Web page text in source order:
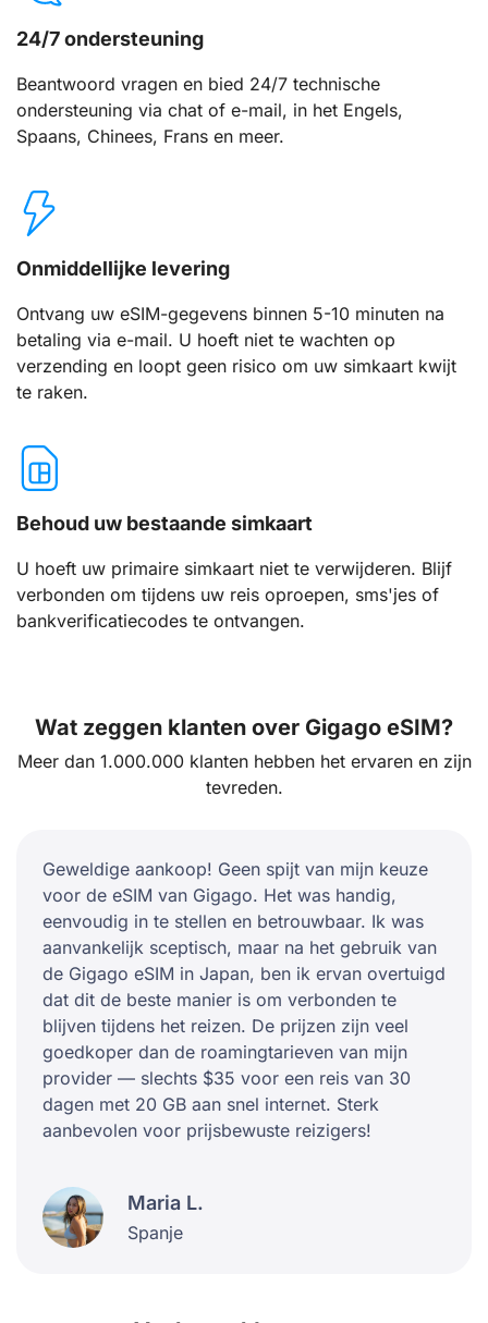
24/7 ondersteuning
Beantwoord vragen en bied 24/7 technische
ondersteuning via chat of e-mail, in het Engels,
Spaans, Chinees, Frans en meer.
Onmiddellijke levering
Ontvang uw eSIM-gegevens binnen 5-10 minuten na
betaling via e-mail. U hoeft niet te wachten op
verzending en loopt geen risico om uw simkaart kwijt
te raken.
Behoud uw bestaande simkaart
U hoeft uw primaire simkaart niet te verwijderen. Blijf
verbonden om tijdens uw reis oproepen, sms'jes of
bankverificatiecodes te ontvangen.
Wat zeggen klanten over Gigago eSIM?
Meer dan 1.000.000 klanten hebben het ervaren en zijn
tevreden.
Geweldige aankoop! Geen spijt van mijn keuze
voor de eSIM van Gigago. Het was handig,
eenvoudig in te stellen en betrouwbaar. Ik was
aanvankelijk sceptisch, maar na het gebruik van
de Gigago eSIM in Japan, ben ik ervan overtuigd
dat dit de beste manier is om verbonden te
blijven tijdens het reizen. De prijzen zijn veel
goedkoper dan de roamingtarieven van mijn
provider — slechts $35 voor een reis van 30
dagen met 20 GB aan snel internet. Sterk
aanbevolen voor prijsbewuste reizigers!
Maria L.
Spanje